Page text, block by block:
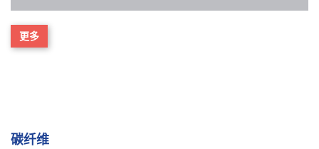
更多
碳纤维